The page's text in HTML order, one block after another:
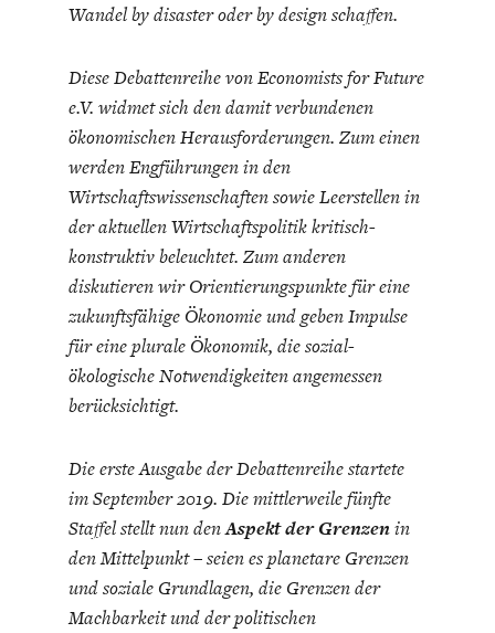
INDUSTRIEPOLITIK
CIRCULAR ECONOMY
ENERGIE & UMWELT
ENTWICKLUNGSPOLITIK
Wandel by disaster oder by design schaffen.
Diese Debattenreihe von Economists for Future
e.V. widmet sich den damit verbundenen
ökonomischen Herausforderungen. Zum einen
werden Engführungen in den
Wirtschaftswissenschaften sowie Leerstellen in
der aktuellen Wirtschaftspolitik kritisch-
konstruktiv beleuchtet. Zum anderen
diskutieren wir Orientierungspunkte für eine
zukunftsfähige Ökonomie und geben Impulse
für eine plurale Ökonomik, die sozial-
ökologische Notwendigkeiten angemessen
berücksichtigt.
Die erste Ausgabe der Debattenreihe startete
im September 2019. Die mittlerweile fünfte
Staffel stellt nun denAspekt der Grenzenin
den Mittelpunkt – seien es planetare Grenzen
und soziale Grundlagen, die Grenzen der
Machbarkeit und der politischen